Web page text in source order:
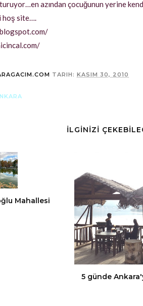
azından çocuğunun yerine
hoş site….
TARIH: KASIM 30, 2010
İLGİNİZİ
Mahallesi
5 günde